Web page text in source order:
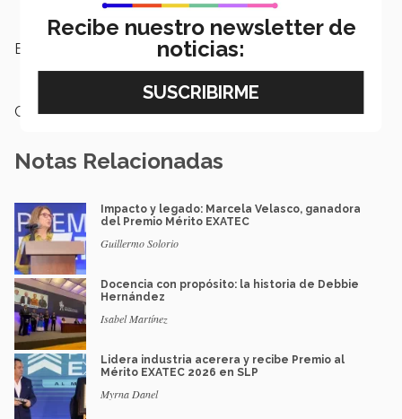
Etiquetas: Política, Elecciones 2018,
Categoría: Institución
Notas Relacionadas
Impacto y legado: Marcela Velasco, ganadora
del Premio Mérito EXATEC
Guillermo Solorio
Docencia con propósito: la historia de Debbie
Hernández
Isabel Martínez
Lidera industria acerera y recibe Premio al
Mérito EXATEC 2026 en SLP
Myrna Danel
Recibe nuestro newsletter de
noticias: